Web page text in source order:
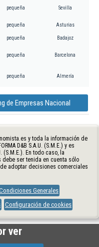
pequeña Sevilla
pequeña Asturias
pequeña Badajoz
pequeña Barcelona
pequeña Almería
de Empresas Nacional
y toda la información de
D&B S.A.U. (S.M.E.) y es
(S.M.E.). En todo caso, la
ser tenida en cuenta sólo
adoptar decisiones comerciales
Generales
Configuración de cookies
ver